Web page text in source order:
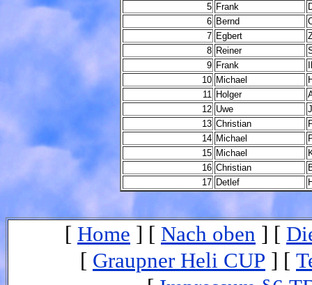
5 Frank
6 Bernd
7 Egbert
8 Reiner
9 Frank
10 Michael
11 Holger
12 Uwe
13 Christian
14 Michael
15 Michael
16 Christian
17 Detlef
[ Home ] [ Nach oben ] [
[ Graupner Heli CUP ] [